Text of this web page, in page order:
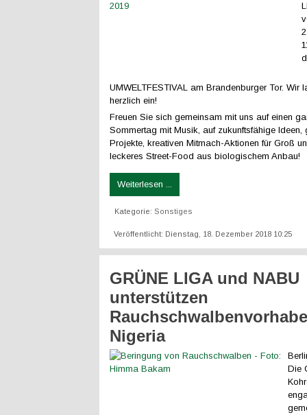
UMWELTFESTIVAL am Brandenburger Tor. Wir
herzlich ein!
Freuen Sie sich gemeinsam mit uns auf einen
Sommertag mit Musik, auf zukunftsfähige Ideen,
Projekte, kreativen Mitmach-Aktionen für Groß
leckeres Street-Food aus biologischem Anbau!
Weiterlesen ...
Kategorie: Sonstiges
Veröffentlicht: Dienstag, 18. Dezember 2018 10:25
GRÜNE LIGA und NABU
unterstützen
Nigeria
Die